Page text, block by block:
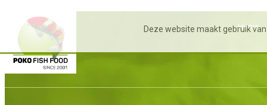
Home
Deze website maakt gebruik